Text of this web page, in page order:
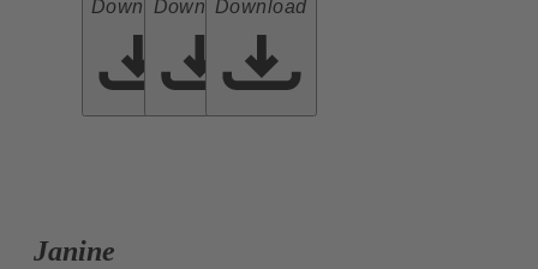
DownloadDownloadDownload
Janine